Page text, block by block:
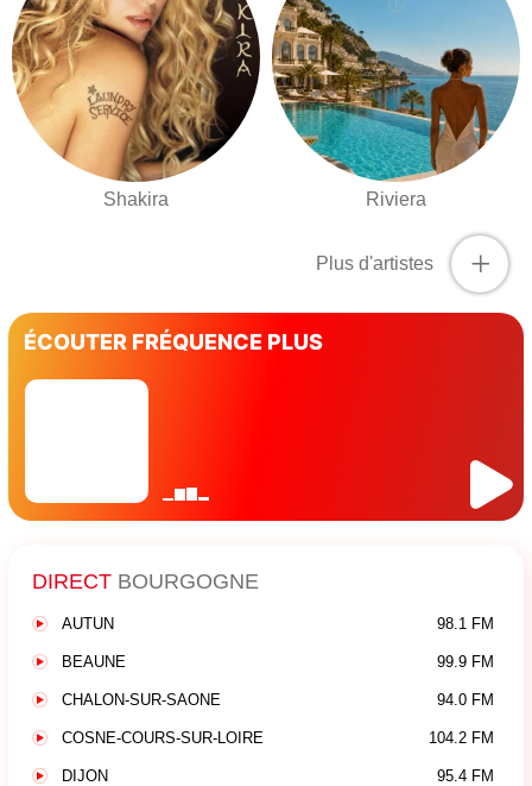
Shakira Riviera
+
Plus d'artistes
ÉCOUTER FRÉQUENCE PLUS
DIRECT BOURGOGNE
AUTUN 98.1 FM
BEAUNE 99.9 FM
CHALON-SUR-SAONE 94.0 FM
COSNE-COURS-SUR-LOIRE 104.2 FM
DIJON 95.4 FM